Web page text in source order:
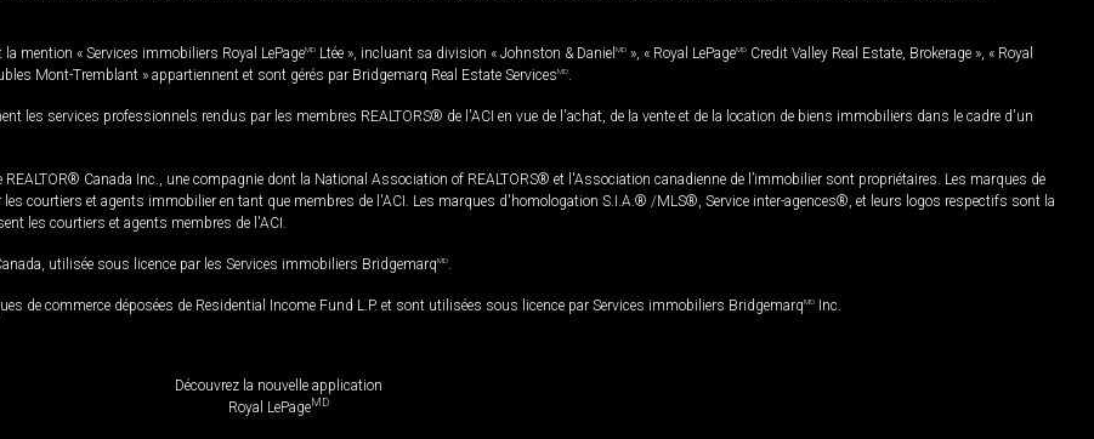
mention « Services immobiliers Royal LePageMD Ltée », incluant sa division « Johnston & Daniel MD », « Royal LePageMD Credit Valley Real Estate, Brokerage », « Royal
Mont-Tremblant » appartiennent et sont gérés par Bridgemarq Real Estate ServicesMD
les services professionnels rendus par les membres REALTORS® de l'ACI en vue de l'achat, de la vente et de la location de biens immobiliers dans le cadre d'un
Canada Inc., une compagnie dont la National Association of REALTORS® et l'Association canadienne de l’immobilier sont propriétaires. Les marques de
courtiers et agents immobilier en tant que membres de l'ACI. Les marques d'homologation S.I.A.® /MLS®, Service inter-agences®, et leurs logos respectifs sont la
les courtiers et agents membres de l'ACI.
utilisée sous licence par les Services immobiliers BridgemarqMD
de commerce déposées de Residential Income Fund L.P. et sont utilisées sous licence par Services immobiliers BridgemarqMD Inc.
Découvrez la nouvelle application
Royal LePageMD